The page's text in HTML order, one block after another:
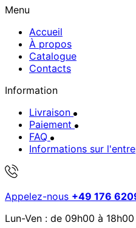
Menu
Accueil
À propos
Catalogue
Contacts
Information
Livraison
Paiement
FAQ
Informations sur
Appelez-nous +49 176
Lun-Ven : de 09h00 à 18h00